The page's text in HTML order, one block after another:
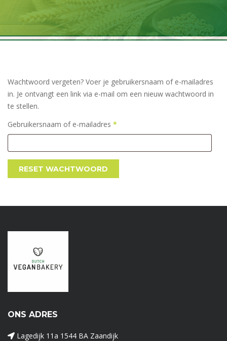
Wachtwoord vergeten? Voer je gebruikersnaam of e-mailadres
in. Je ontvangt een link via e-mail om een nieuw wachtwoord in
te stellen.
Gebruikersnaam of e-mailadres *
RESET WACHTWOORD
ONS ADRES
Lagedijk 11a 1544 BA Zaandijk